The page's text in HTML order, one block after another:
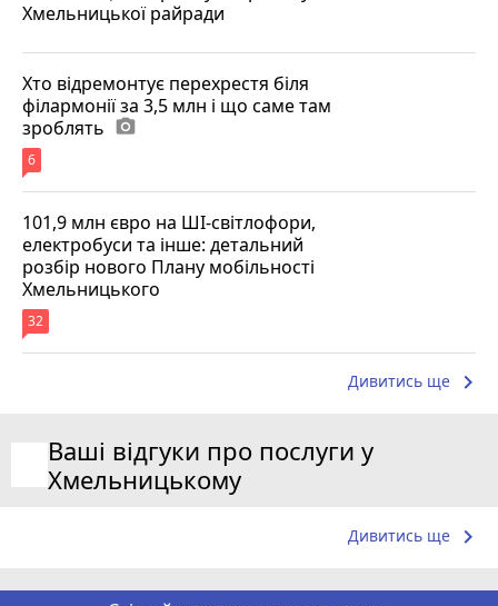
Хмельницької райради
Хто відремонтує перехрестя біля
філармонії за 3,5 млн і що саме там
зроблять photo_camera
6
101,9 млн євро на ШІ-світлофори,
електробуси та інше: детальний
розбір нового Плану мобільності
Хмельницького
32
Дивитись ще keyboard_arrow_right
Ваші відгуки про послуги у
Хмельницькому
Дивитись ще keyboard_arrow_right